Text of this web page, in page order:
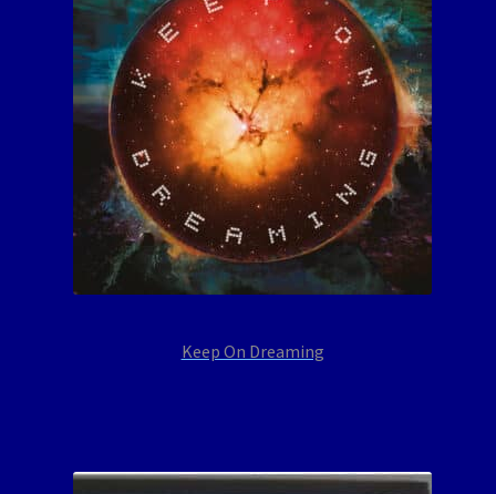
Keep On Dreaming